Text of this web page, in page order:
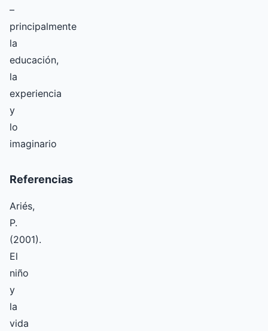
–
principalmente
la
educación,
la
experiencia
y
lo
imaginario
Referencias
Ariés,
P.
(2001).
El
niño
y
la
vida